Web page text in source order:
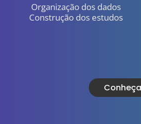
Organização dos dados
Construção dos estudos